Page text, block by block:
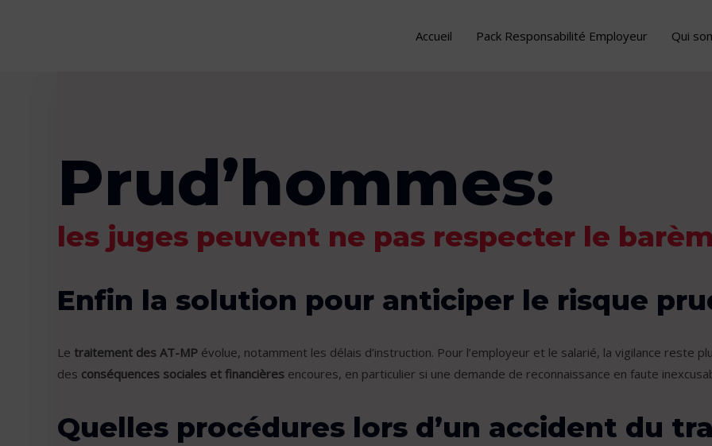
Accueil Pack Responsabilité Employeur Qui
Prud’hommes:
les juges peuvent ne pas respecter le
Enfin la solution pour anticiper le risque
Le traitement des AT-MP évolue, notamment les délais d’instruction. Pour l’employeur et le salarié, la vigilance reste
des conséquences sociales et financières encoures, en particulier si une demande de reconnaissance en faute
Quelles procédures lors d’un accident du